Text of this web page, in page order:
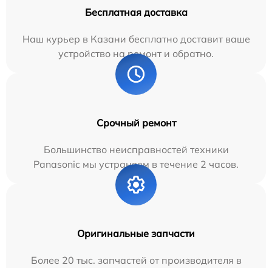
Бесплатная доставка
Наш курьер в Казани бесплатно доставит ваше
устройство на ремонт и обратно.
Срочный ремонт
Большинство неисправностей техники
Panasonic мы устраняем в течение 2 часов.
Оригинальные запчасти
Более 20 тыс. запчастей от производителя в